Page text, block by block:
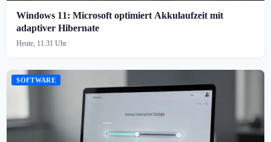
Windows 11: Microsoft optimiert Akkulaufzeit mit
adaptiver Hibernate
Heute, 11:31 Uhr
SOFTWARE